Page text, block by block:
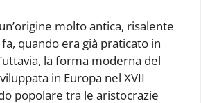
molto antica, risalente
quando era già praticato in
la forma moderna del
in Europa nel XVII
popolare tra le aristocrazie